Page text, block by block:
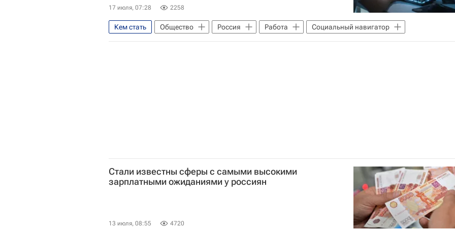
17 июля, 07:28 2258
Кем стать Общество Россия Работа Социальный навигатор
Стали известны сферы с самыми высокими
зарплатными ожиданиями у россиян
13 июля, 08:55 4720